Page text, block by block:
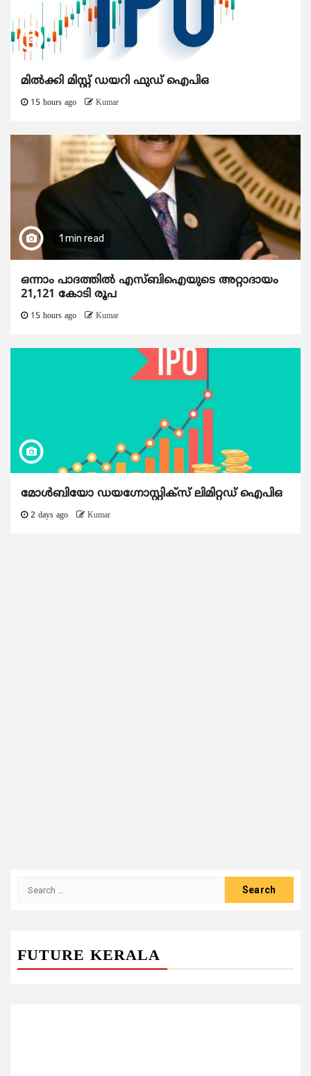
മിൽക്കി മിസ്റ്റ് ഡയറി ഫുഡ് ഐപിഒ
15 hours ago Kumar
1 min read
ഒന്നാം പാദത്തിൽ എസ്ബിഐയുടെ അറ്റാദായം
21,121 കോടി രൂപ
15 hours ago Kumar
മോൾബിയോ ഡയഗ്നോസ്റ്റിക്സ് ലിമിറ്റഡ് ഐപിഒ
2 days ago Kumar
FUTURE KERALA